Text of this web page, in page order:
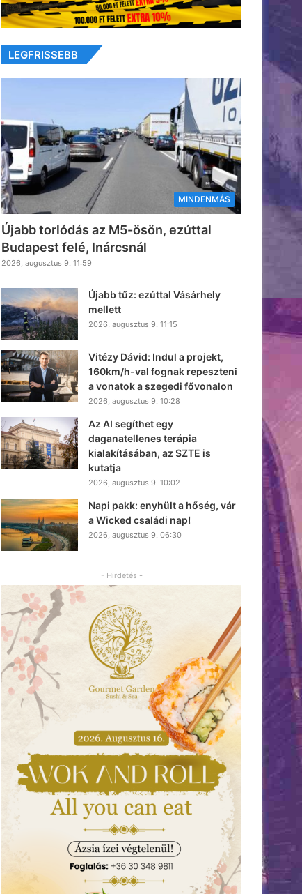
LEGFRISSEBB
MINDENMÁS
Újabb torlódás az M5-ösön, ezúttal
Budapest felé, Inárcsnál
2026, augusztus 9. 11:59
Újabb tűz: ezúttal Vásárhely
mellett
2026, augusztus 9. 11:15
Vitézy Dávid: Indul a projekt,
160km/h-val fognak repeszteni
a vonatok a szegedi fővonalon
2026, augusztus 9. 10:28
Az AI segíthet egy
daganatellenes terápia
kialakításában, az SZTE is
kutatja
2026, augusztus 9. 10:02
Napi pakk: enyhült a hőség, vár
a Wicked családi nap!
2026, augusztus 9. 06:30
- Hirdetés -